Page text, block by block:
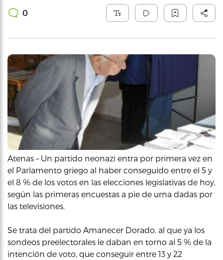
0
Atenas – Un partido neonazi entra por primera vez en
el Parlamento griego al haber conseguido entre el 5 y
el 8 % de los votos en las elecciones legislativas de hoy,
según las primeras encuestas a pie de urna dadas por
las televisiones.
Se trata del partido Amanecer Dorado, al que ya los
sondeos preelectorales le daban en torno al 5 % de la
intención de voto, que conseguir entre 13 y 22